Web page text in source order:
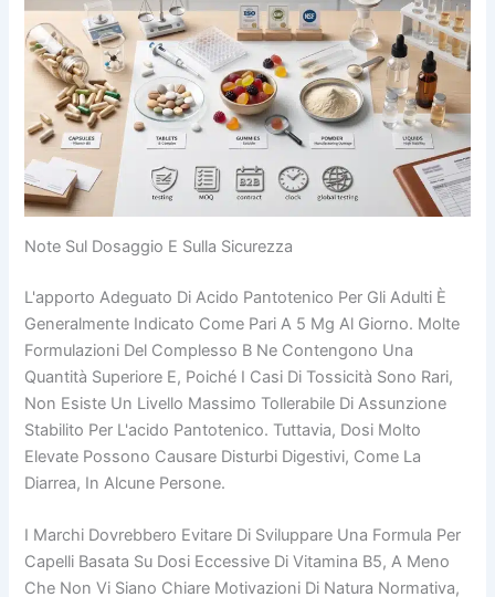
Note Sul Dosaggio E Sulla Sicurezza
L'apporto Adeguato Di Acido Pantotenico Per Gli Adulti È
Generalmente Indicato Come Pari A 5 Mg Al Giorno. Molte
Formulazioni Del Complesso B Ne Contengono Una
Quantità Superiore E, Poiché I Casi Di Tossicità Sono Rari,
Non Esiste Un Livello Massimo Tollerabile Di Assunzione
Stabilito Per L'acido Pantotenico. Tuttavia, Dosi Molto
Elevate Possono Causare Disturbi Digestivi, Come La
Diarrea, In Alcune Persone.
I Marchi Dovrebbero Evitare Di Sviluppare Una Formula Per
Capelli Basata Su Dosi Eccessive Di Vitamina B5, A Meno
Che Non Vi Siano Chiare Motivazioni Di Natura Normativa,